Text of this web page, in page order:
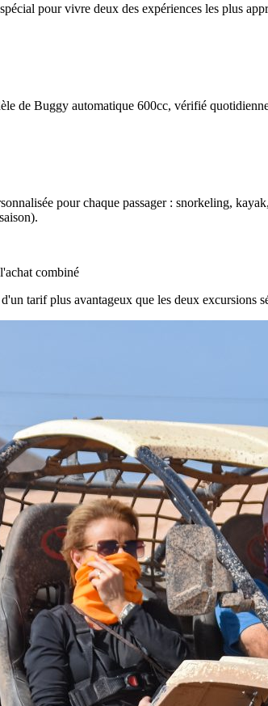
pour vivre deux des expériences les plus
de Buggy automatique 600cc, vérifié
pour chaque passager : snorkeling,
combiné
tarif plus avantageux que les deux excursions